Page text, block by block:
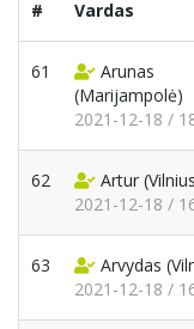
# Vardas
61
Arunas
(Marijampolė)
2021-12-18 /
62 Artur
2021-12-18 /
63 Arvydas
2021-12-18 /